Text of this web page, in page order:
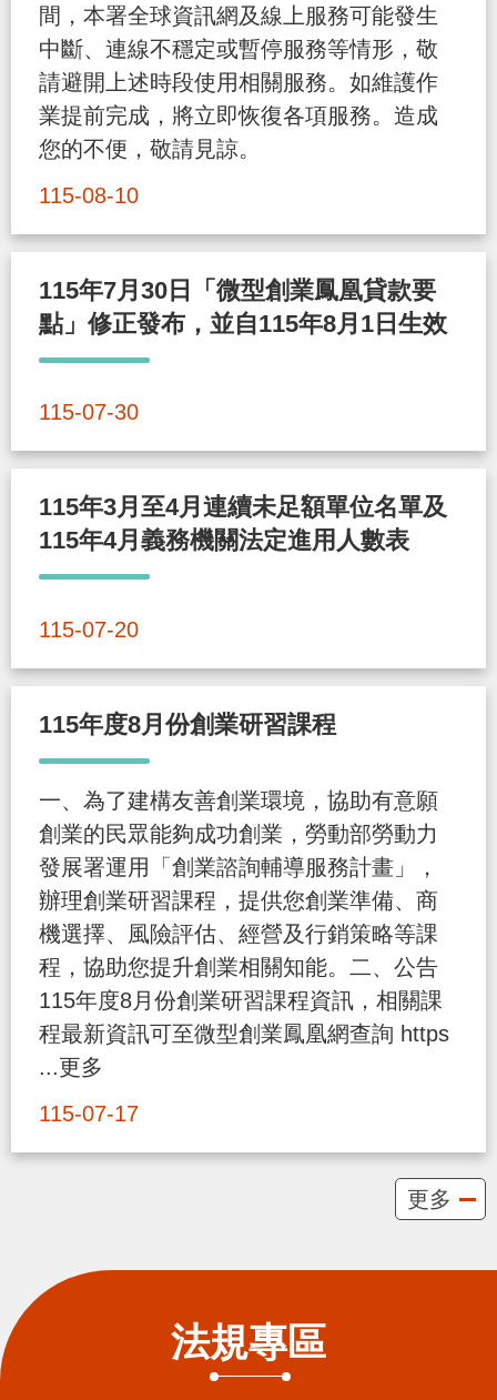
隱
權
及
訊
安
全
政
政
府
網
資
料
放
宣
告
檢
舉
貪
瀆
交
圖
115-08-10
間，本署全球資訊網及線上服務可能發生
中斷、連線不穩定或暫停服務等情形，敬
請避開上述時段使用相關服務。如維護作
業提前完成，將立即恢復各項服務。造成
您的不便，敬請見諒。
115年7月30日「微型創業鳳凰貸款要
點」修正發布，並自115年8月1日生效
115-07-30
115年3月至4月連續未足額單位名單及
115年4月義務機關法定進用人數表
115-07-20
115年度8月份創業研習課程
115-07-17
一、為了建構友善創業環境，協助有意願
創業的民眾能夠成功創業，勞動部勞動力
發展署運用「創業諮詢輔導服務計畫」，
辦理創業研習課程，提供您創業準備、商
機選擇、風險評估、經營及行銷策略等課
程，協助您提升創業相關知能。二、公告
115年度8月份創業研習課程資訊，相關課
程最新資訊可至微型創業鳳凰網查詢 https
...更多
更多
法規專區